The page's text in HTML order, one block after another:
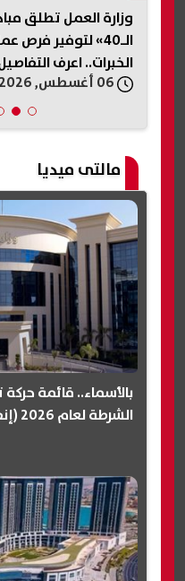
وزارة العمل تطلق
الـ40» لتوفير فرص
الخبرات.. اعرف
مالتى ميديا
بالأسماء.. قائمة
الشرطة لعام 2026 (إنفوجراف)